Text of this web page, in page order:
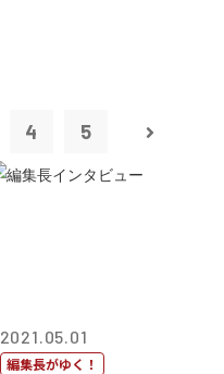
4 5
2021.05.01
編集長がゆく！